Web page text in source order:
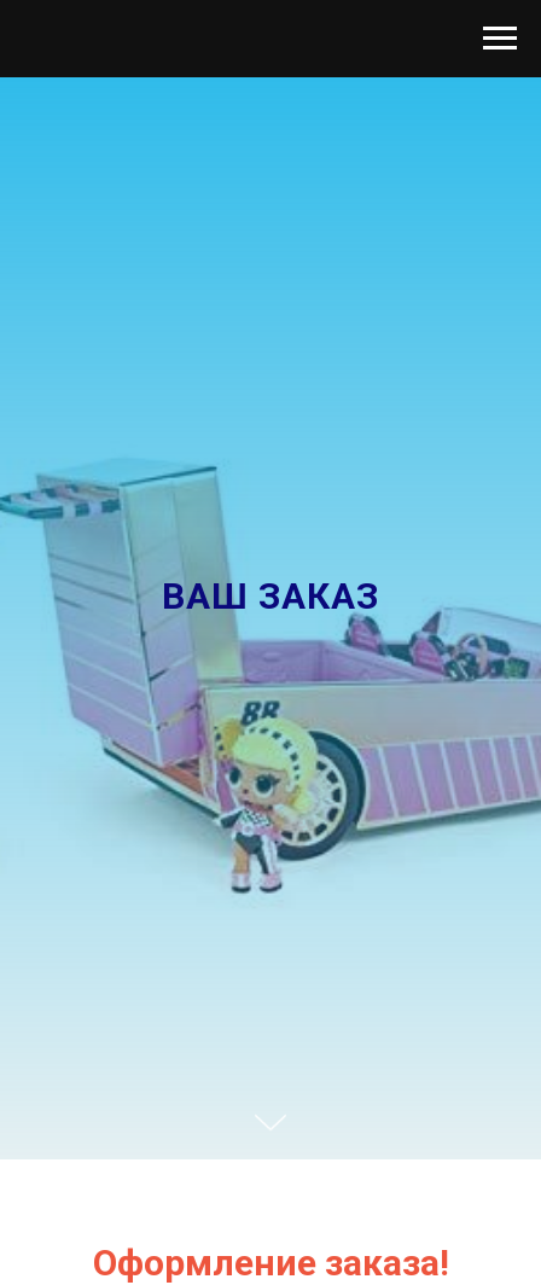
ВАШ ЗАКАЗ
Оформление заказа!